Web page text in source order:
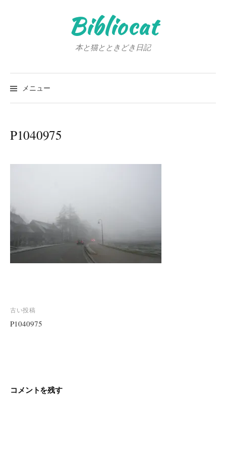
キ
Bibliocat
本と猫とときどき日記
メニュー
検
P1040975
投
稿
ョ
古い投稿
P1040975
コメントを残す